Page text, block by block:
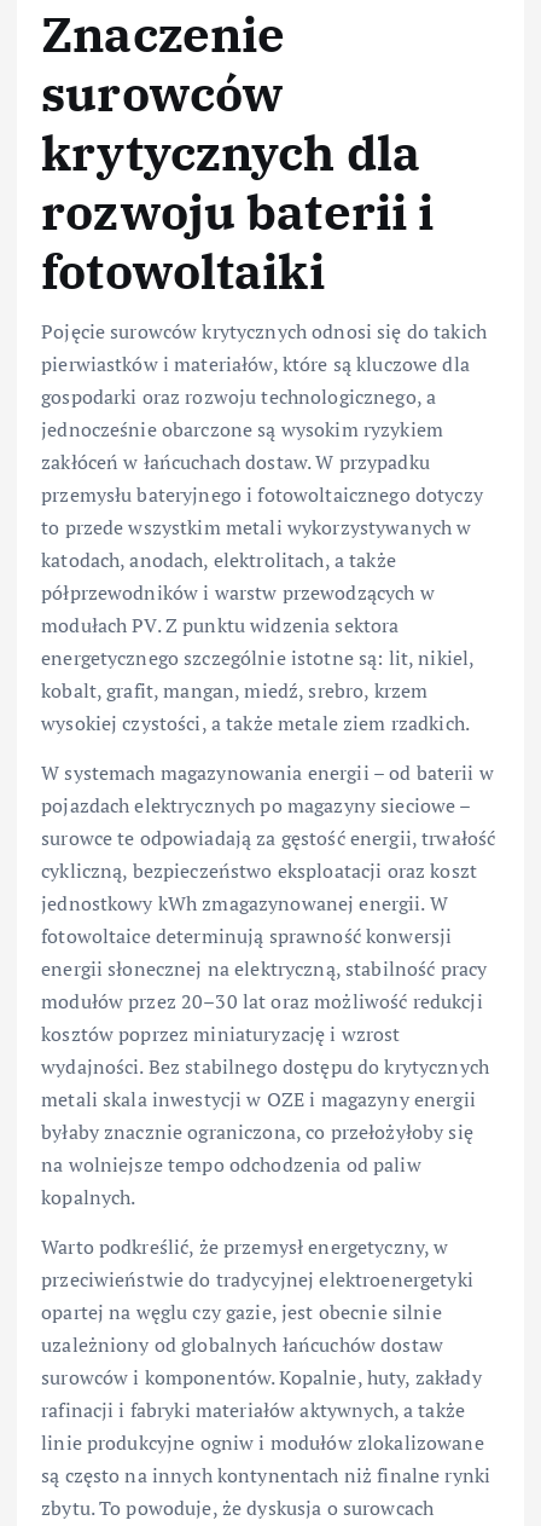
Znaczenie
surowców
krytycznych dla
rozwoju baterii i
fotowoltaiki
Pojęcie surowców krytycznych odnosi się do takich
pierwiastków i materiałów, które są kluczowe dla
gospodarki oraz rozwoju technologicznego, a
jednocześnie obarczone są wysokim ryzykiem
zakłóceń w łańcuchach dostaw. W przypadku
przemysłu bateryjnego i fotowoltaicznego dotyczy
to przede wszystkim metali wykorzystywanych w
katodach, anodach, elektrolitach, a także
półprzewodników i warstw przewodzących w
modułach PV. Z punktu widzenia sektora
energetycznego szczególnie istotne są: lit, nikiel,
kobalt, grafit, mangan, miedź, srebro, krzem
wysokiej czystości, a także metale ziem rzadkich.
W systemach magazynowania energii – od baterii w
pojazdach elektrycznych po magazyny sieciowe –
surowce te odpowiadają za gęstość energii, trwałość
cykliczną, bezpieczeństwo eksploatacji oraz koszt
jednostkowy kWh zmagazynowanej energii. W
fotowoltaice determinują sprawność konwersji
energii słonecznej na elektryczną, stabilność pracy
modułów przez 20–30 lat oraz możliwość redukcji
kosztów poprzez miniaturyzację i wzrost
wydajności. Bez stabilnego dostępu do krytycznych
metali skala inwestycji w OZE i magazyny energii
byłaby znacznie ograniczona, co przełożyłoby się
na wolniejsze tempo odchodzenia od paliw
kopalnych.
Warto podkreślić, że przemysł energetyczny, w
przeciwieństwie do tradycyjnej elektroenergetyki
opartej na węglu czy gazie, jest obecnie silnie
uzależniony od globalnych łańcuchów dostaw
surowców i komponentów. Kopalnie, huty, zakłady
rafinacji i fabryki materiałów aktywnych, a także
linie produkcyjne ogniw i modułów zlokalizowane
są często na innych kontynentach niż finalne rynki
zbytu. To powoduje, że dyskusja o surowcach